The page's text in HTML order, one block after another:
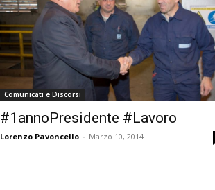
Comunicati e Discorsi
#1annoPresidente #Lavoro
Lorenzo Pavoncello - Marzo 10, 2014